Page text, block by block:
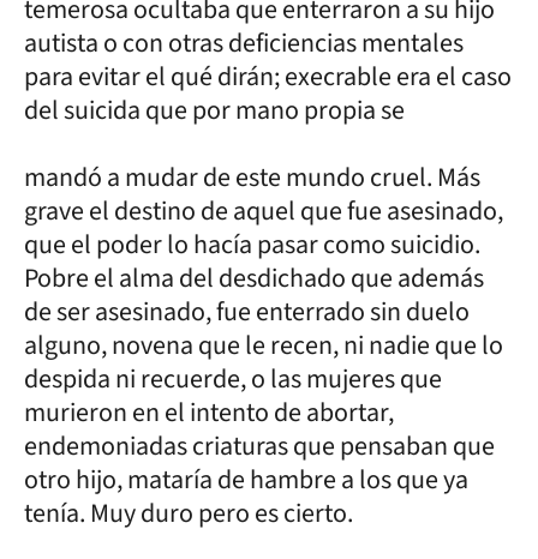
temerosa ocultaba que enterraron a su hijo
autista o con otras deficiencias mentales
para evitar el qué dirán; execrable era el caso
del suicida que por mano propia se
mandó a mudar de este mundo cruel. Más
grave el destino de aquel que fue asesinado,
que el poder lo hacía pasar como suicidio.
Pobre el alma del desdichado que además
de ser asesinado, fue enterrado sin duelo
alguno, novena que le recen, ni nadie que lo
despida ni recuerde, o las mujeres que
murieron en el intento de abortar,
endemoniadas criaturas que pensaban que
otro hijo, mataría de hambre a los que ya
tenía. Muy duro pero es cierto.